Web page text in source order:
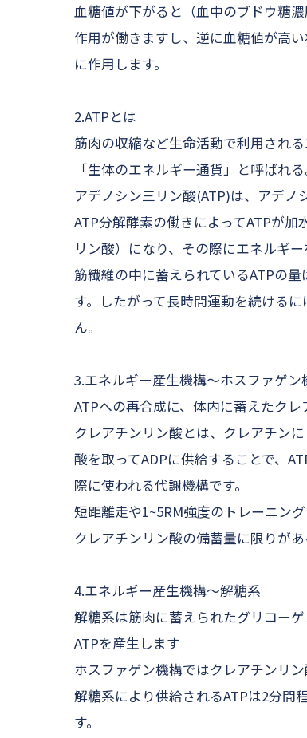
血糖値が下がると（血中のブドウ糖
作用が働きますし、逆に血糖値が高
に作用します。
2.ATPとは
筋肉の収縮など生命活動で利用され
「生体のエネルギー通貨」と呼ばれる
アデノシン三リン酸(ATP)は、アデノ
ATP分解酵素の働きによってATPが
リン酸）になり、その際にエネルギ
筋繊維の中に蓄えられているATPの
す。したがって長時間運動を続ける
ん。
3.エネルギー産生機構〜ホスファゲン
ATPへの再合成に、体内に蓄えたクレ
クレアチンリン酸とは、クレアチン
酸を取ってADPに供給することで、
際に使われる代謝機構です。
短距離走や1~5RM強度のトレーニン
クレアチンリン酸の備蓄量に限りが
4.エネルギー産生機構〜解糖系
解糖系は筋肉に蓄えられたグリコー
ATPを産生します
ホスファゲン機構ではクレアチンリ
解糖系により供給されるATPは2分間
す。